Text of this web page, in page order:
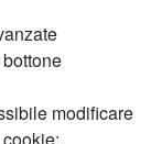
modificare